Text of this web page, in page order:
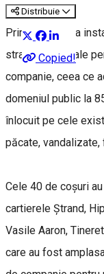
Distribuie
Copied!
Primăria Sibiu a
stradale speciale
companie, ceea ce
domeniul public la
înlocuit pe cele
păcate, vandalizate,
Cele 40 de coșuri
cartierele Ștrand,
Vasile Aaron,
care au fost